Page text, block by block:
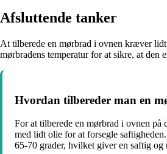
Afsluttende tanker
At tilberede en mørbrad i ovnen kræver
mørbradens temperatur for at sikre, at
Hvordan tilbereder man en
For at tilberede en mørbrad i ovnen på
med lidt olie for at forsegle
65-70 grader, hvilket giver en saftig og